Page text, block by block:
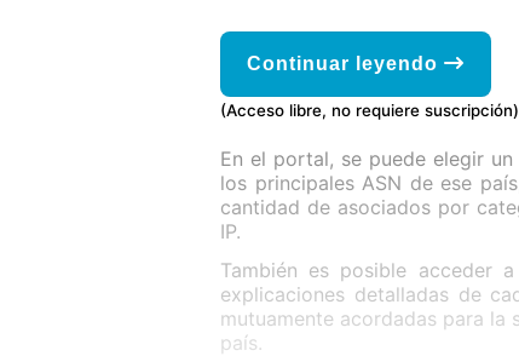
Continuar leyendo
(Acceso libre, no requiere suscripción)
En el portal, se puede elegir
los principales ASN de ese
cantidad de asociados por
IP.
También es posible acceder
explicaciones detalladas de
mutuamente acordadas para la
país.